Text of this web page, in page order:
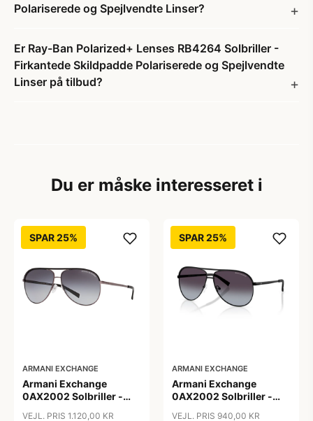
Polariserede og Spejlvendte Linser?
Er Ray-Ban Polarized+ Lenses RB4264 Solbriller -
Firkantede Skildpadde Polariserede og Spejlvendte
Linser på tilbud?
Du er måske interesseret i
SPAR 25%
ARMANI EXCHANGE
Armani Exchange
0AX2002 Solbriller -
VEJL. PRIS 1.120,00 KR
SPAR 25%
ARMANI EXCHANGE
Armani Exchange
0AX2002 Solbriller -
VEJL. PRIS 940,00 KR